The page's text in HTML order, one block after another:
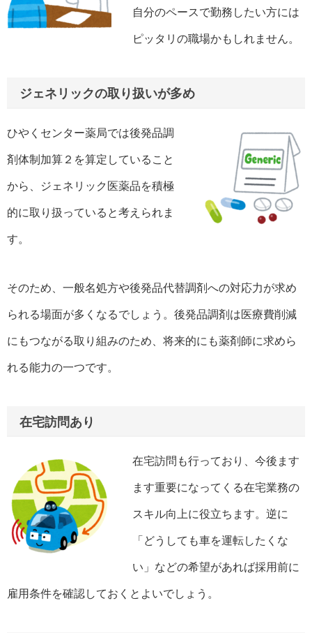
自分のペースで勤務したい方には
ピッタリの職場かもしれません。
ジェネリックの取り扱いが多め
ひやくセンター薬局では後発品調
剤体制加算２を算定していること
から、ジェネリック医薬品を積極
的に取り扱っていると考えられま
す。
そのため、一般名処方や後発品代替調剤への対応力が求め
られる場面が多くなるでしょう。後発品調剤は医療費削減
にもつながる取り組みのため、将来的にも薬剤師に求めら
れる能力の一つです。
在宅訪問あり
在宅訪問も行っており、今後ます
ます重要になってくる在宅業務の
スキル向上に役立ちます。逆に
「どうしても車を運転したくな
い」などの希望があれば採用前に
雇用条件を確認しておくとよいでしょう。